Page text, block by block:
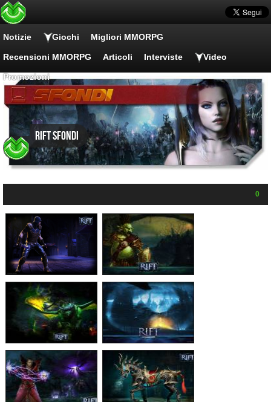
Notizie Giochi Migliori MMORPG
Recensioni MMORPG Articoli Interviste Video
Promozioni
RIFT Sfondi
0